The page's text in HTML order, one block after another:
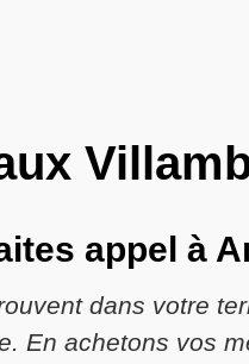
appel à
dans votre
En achetons vos